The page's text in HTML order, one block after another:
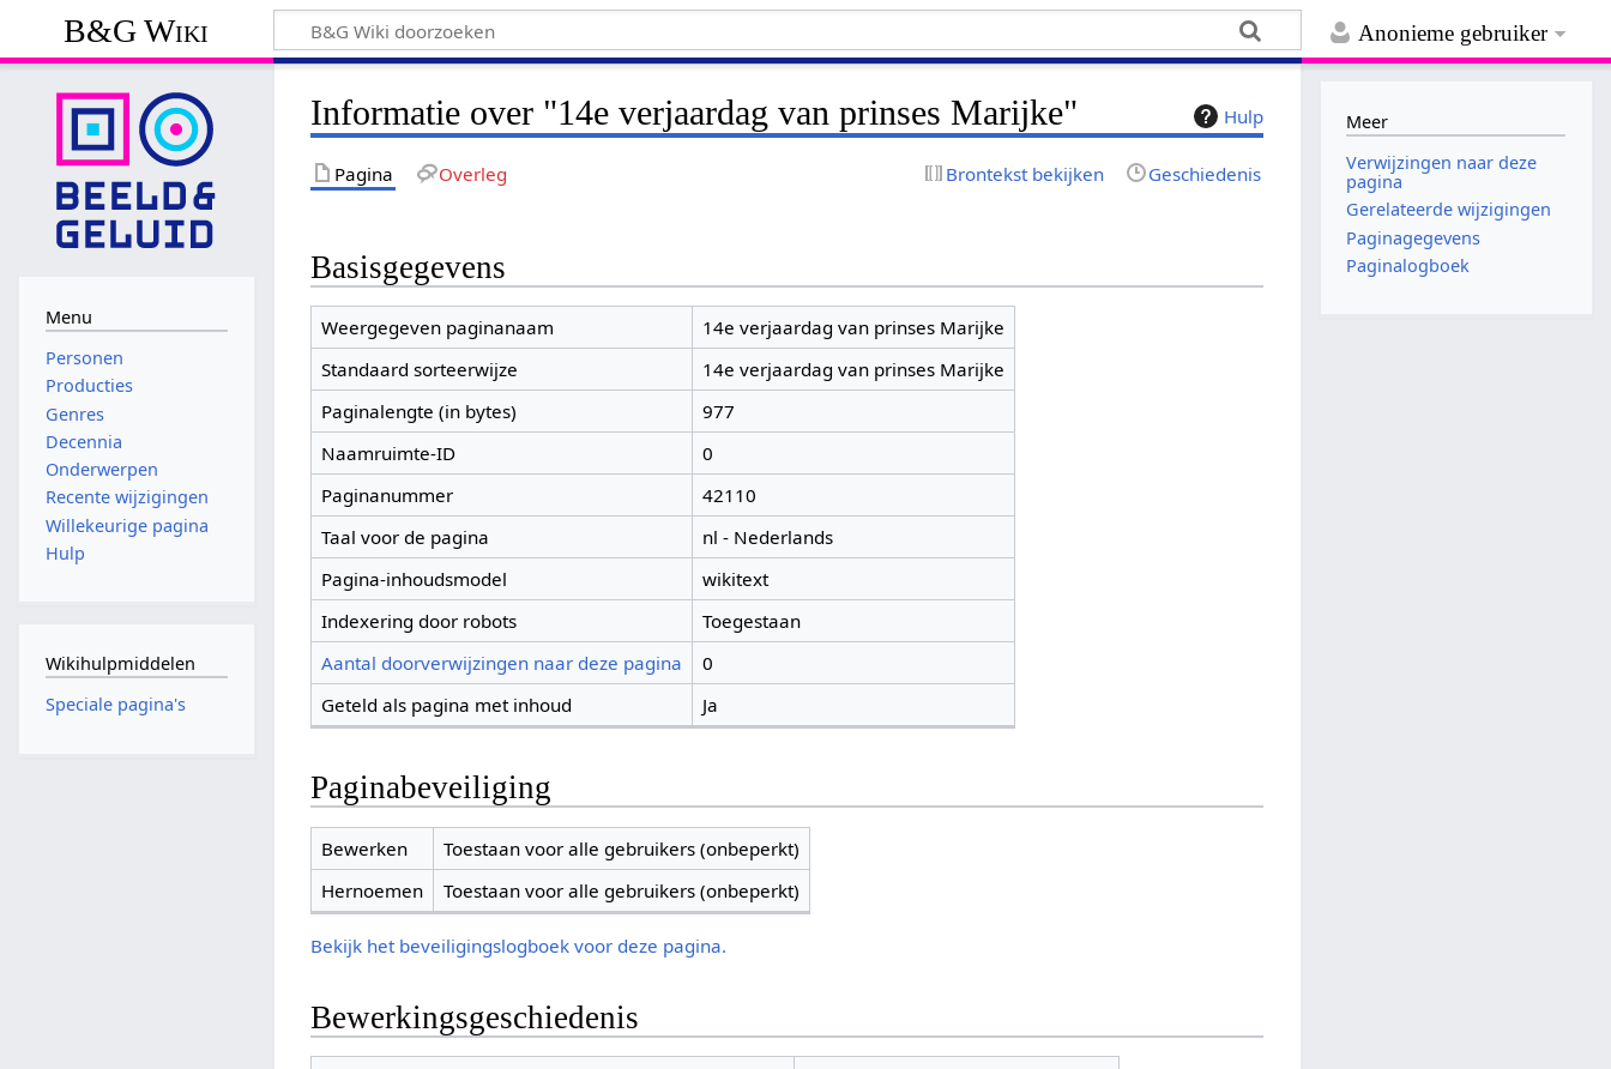
Anonieme gebruiker
B&G Wiki
Hulp
Informatie over "14e verjaardag van prinses Marijke"
Pagina Overleg Brontekst bekijken Geschiedenis
Basisgegevens
Weergegeven paginanaam
14e verjaardag van prinses Marijke
Standaard sorteerwijze
14e verjaardag van prinses Marijke
Paginalengte (in bytes)
977
Naamruimte-ID
0
Paginanummer
42110
Taal voor de pagina
nl - Nederlands
Pagina-inhoudsmodel
wikitext
Indexering door robots
Toegestaan
Aantal doorverwijzingen naar deze pagina
0
Geteld als pagina met inhoud
Ja
Paginabeveiliging
Bewerken
Toestaan voor alle gebruikers (onbeperkt)
Hernoemen
Toestaan voor alle gebruikers (onbeperkt)
Bekijk het beveiligingslogboek voor deze pagina.
Bewerkingsgeschiedenis
Menu
Personen
Producties
Genres
Decennia
Onderwerpen
Recente wijzigingen
Willekeurige pagina
Hulp
Wikihulpmiddelen
Speciale pagina's
Meer
Verwijzingen naar deze
pagina
Gerelateerde wijzigingen
Paginagegevens
Paginalogboek